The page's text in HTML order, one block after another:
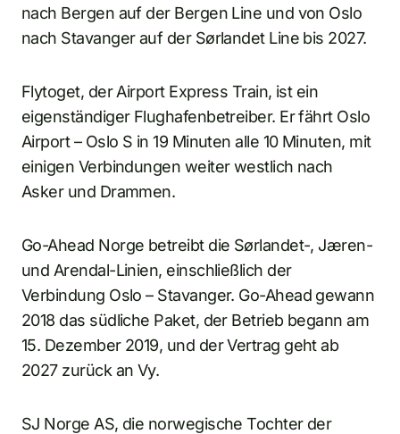
nach Bergen auf der Bergen Line und von Oslo
nach Stavanger auf der Sørlandet Line bis 2027.
Flytoget, der Airport Express Train, ist ein
eigenständiger Flughafenbetreiber. Er fährt Oslo
Airport – Oslo S in 19 Minuten alle 10 Minuten, mit
einigen Verbindungen weiter westlich nach
Asker und Drammen.
Go-Ahead Norge betreibt die Sørlandet-, Jæren-
und Arendal-Linien, einschließlich der
Verbindung Oslo – Stavanger. Go-Ahead gewann
2018 das südliche Paket, der Betrieb begann am
15. Dezember 2019, und der Vertrag geht ab
2027 zurück an Vy.
SJ Norge AS, die norwegische Tochter der